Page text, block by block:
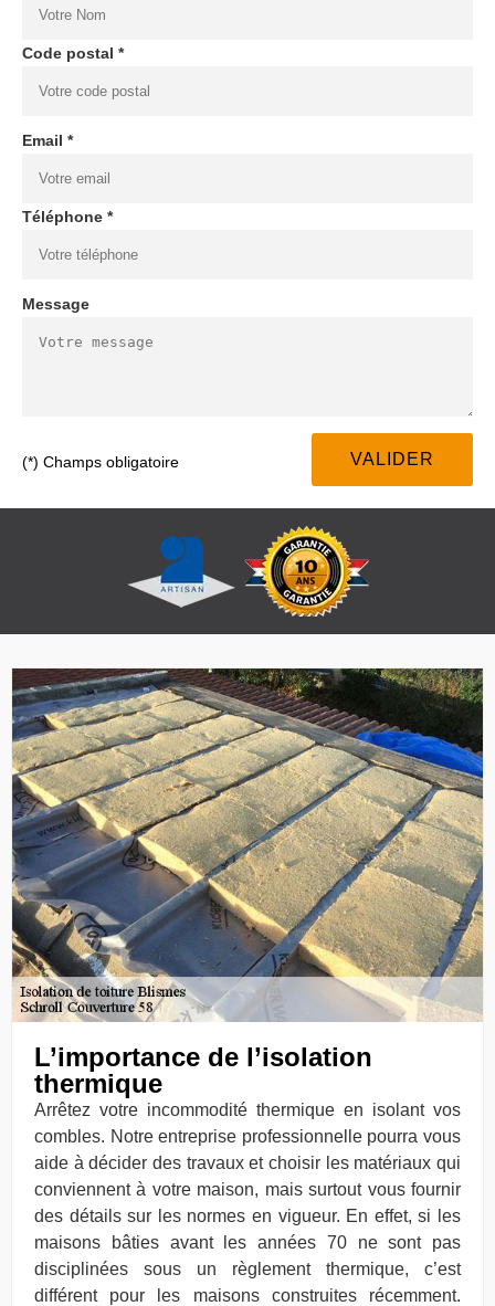
Code postal *
Email *
Téléphone *
Message
(*) Champs obligatoire
L’importance de l’isolation
thermique
Arrêtez votre incommodité thermique en isolant vos
combles. Notre entreprise professionnelle pourra vous
aide à décider des travaux et choisir les matériaux qui
conviennent à votre maison, mais surtout vous fournir
des détails sur les normes en vigueur. En effet, si les
maisons bâties avant les années 70 ne sont pas
disciplinées sous un règlement thermique, c’est
différent pour les maisons construites récemment.